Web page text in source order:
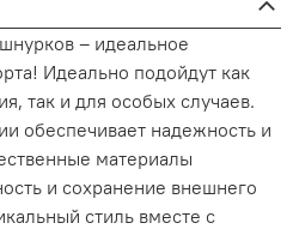
– идеальное
Идеально подойдут как
так и для особых случаев.
обеспечивает надежность и
материалы
и сохранение внешнего
стиль вместе с